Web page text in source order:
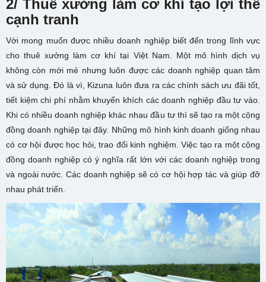
2/ Thuê xưởng làm cơ khí tạo lợi thế
cạnh tranh
Với mong muốn được nhiều doanh nghiệp biết đến trong lĩnh vực
cho thuê xưởng làm cơ khí tại Việt Nam. Một mô hình dịch vụ
không còn mới mẻ nhưng luôn được các doanh nghiệp quan tâm
và sử dụng. Đó là vì, Kizuna luôn đưa ra các chính sách ưu đãi tốt,
tiết kiệm chi phí nhằm khuyến khích các doanh nghiệp đầu tư vào.
Khi có nhiều doanh nghiệp khác nhau đầu tư thì sẽ tạo ra một cộng
đồng doanh nghiệp tại đây. Những mô hình kinh doanh giống nhau
có cơ hội được học hỏi, trao đổi kinh nghiệm. Việc tạo ra một cộng
đồng doanh nghiệp có ý nghĩa rất lớn với các doanh nghiệp trong
và ngoài nước. Các doanh nghiệp sẽ có cơ hội hợp tác và giúp đỡ
nhau phát triển.